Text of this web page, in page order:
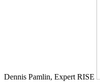
Dennis Pamlin, Expert RISE